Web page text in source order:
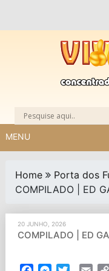
MENU
Home
Porta dos
COMPILADO | ED
20 JUNHO, 2026
COMPILADO | ED